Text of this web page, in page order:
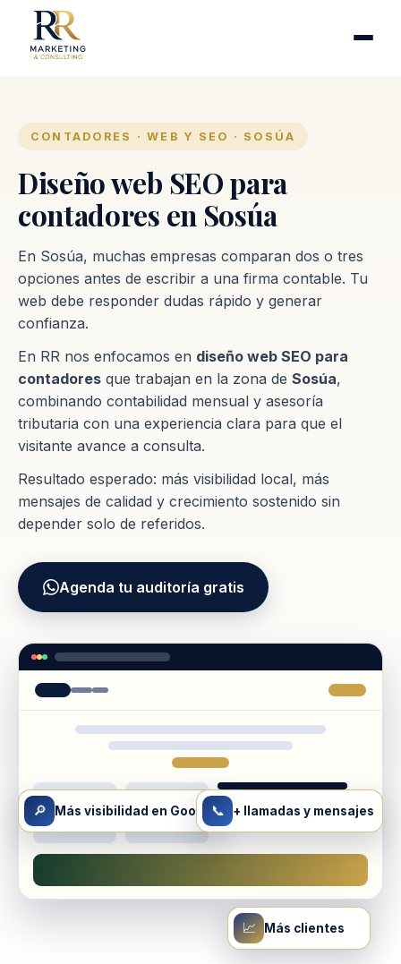
Industrias
Proceso
Contacto
CONTADORES · WEB Y SEO · SOSÚA
Diseño web SEO para
contadores en Sosúa
En Sosúa, muchas empresas comparan dos o tres
opciones antes de escribir a una firma contable. Tu
web debe responder dudas rápido y generar
confianza.
En RR nos enfocamos en diseño web SEO para
contadores que trabajan en la zona de Sosúa,
combinando contabilidad mensual y asesoría
tributaria con una experiencia clara para que el
visitante avance a consulta.
Resultado esperado: más visibilidad local, más
mensajes de calidad y crecimiento sostenido sin
depender solo de referidos.
Agenda tu auditoría gratis
🔎 Más visibilidad en Google📞 + llamadas y mensajes
📈 Más clientes